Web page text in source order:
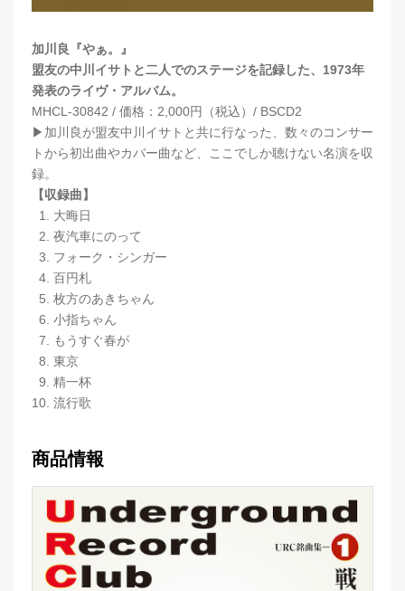
加川良『やぁ。』
盟友の中川イサトと二人でのステージを記録した、1973年
発表のライヴ・アルバム。
MHCL-30842 / 価格：2,000円（税込）/ BSCD2
▶︎加川良が盟友中川イサトと共に行なった、数々のコンサー
トから初出曲やカバー曲など、ここでしか聴けない名演を収
録。
【収録曲】
1. 大晦日
2. 夜汽車にのって
3. フォーク・シンガー
4. 百円札
5. 枚方のあきちゃん
6. 小指ちゃん
7. もうすぐ春が
8. 東京
9. 精一杯
10. 流行歌
商品情報